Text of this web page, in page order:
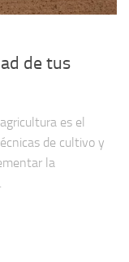
de tus
es el
de cultivo y
la